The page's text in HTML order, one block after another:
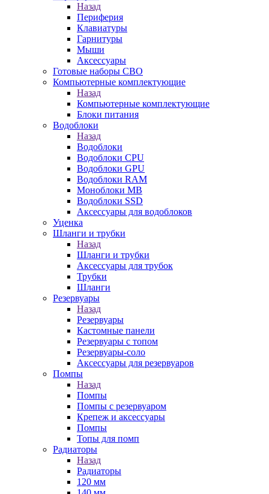
Назад
Периферия
Клавиатуры
Гарнитуры
Мыши
Аксессуары
Готовые наборы СВО
Компьютерные комплектующие
Назад
Компьютерные комплектующие
Блоки питания
Водоблоки
Назад
Водоблоки
Водоблоки CPU
Водоблоки GPU
Водоблоки RAM
Моноблоки MB
Водоблоки SSD
Аксессуары для водоблоков
Уценка
Шланги и трубки
Назад
Шланги и трубки
Аксессуары для трубок
Трубки
Шланги
Резервуары
Назад
Резервуары
Кастомные панели
Резервуары с топом
Резервуары-соло
Аксессуары для резервуаров
Помпы
Назад
Помпы
Помпы с резервуаром
Крепеж и аксессуары
Помпы
Топы для помп
Радиаторы
Назад
Радиаторы
120 мм